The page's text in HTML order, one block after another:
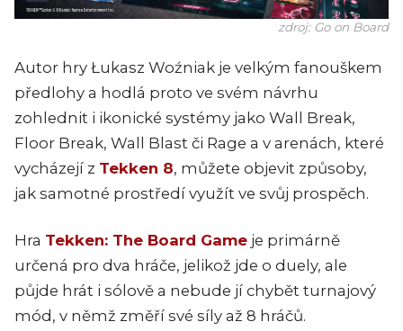
zdroj: Go on Board
Autor hry Łukasz Woźniak je velkým fanouškem
předlohy a hodlá proto ve svém návrhu
zohlednit i ikonické systémy jako Wall Break,
Floor Break, Wall Blast či Rage a v arenách, které
vycházejí z Tekken 8, můžete objevit způsoby,
jak samotné prostředí využít ve svůj prospěch.
Hra Tekken: The Board Game je primárně
určená pro dva hráče, jelikož jde o duely, ale
půjde hrát i sólově a nebude jí chybět turnajový
mód, v němž změří své síly až 8 hráčů.